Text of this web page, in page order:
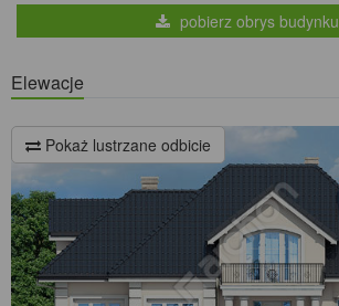
pobierz obrys budynku
Elewacje
Pokaż lustrzane odbicie